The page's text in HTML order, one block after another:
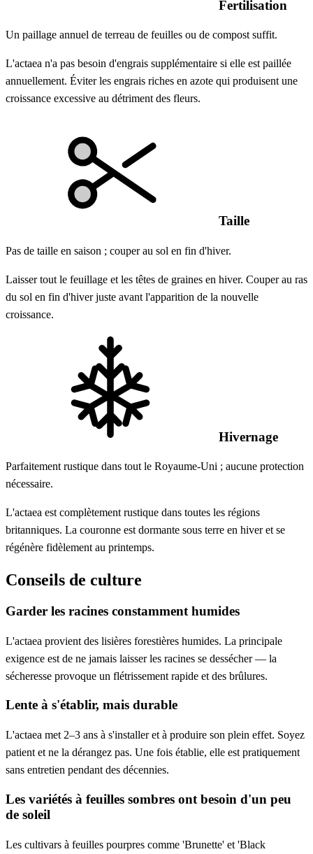
Fertilisation
Un paillage annuel de terreau de feuilles ou de compost suffit.
L'actaea n'a pas besoin d'engrais supplémentaire si elle est paillée
annuellement. Éviter les engrais riches en azote qui produisent une
croissance excessive au détriment des fleurs.
Taille
Pas de taille en saison ; couper au sol en fin d'hiver.
Laisser tout le feuillage et les têtes de graines en hiver. Couper au ras
du sol en fin d'hiver juste avant l'apparition de la nouvelle
croissance.
Hivernage
Parfaitement rustique dans tout le Royaume-Uni ; aucune protection
nécessaire.
L'actaea est complètement rustique dans toutes les régions
britanniques. La couronne est dormante sous terre en hiver et se
régénère fidèlement au printemps.
Conseils de culture
Garder les racines constamment humides
L'actaea provient des lisières forestières humides. La principale
exigence est de ne jamais laisser les racines se dessécher — la
sécheresse provoque un flétrissement rapide et des brûlures.
Lente à s'établir, mais durable
L'actaea met 2–3 ans à s'installer et à produire son plein effet. Soyez
patient et ne la dérangez pas. Une fois établie, elle est pratiquement
sans entretien pendant des décennies.
Les variétés à feuilles sombres ont besoin d'un peu
de soleil
Les cultivars à feuilles pourpres comme 'Brunette' et 'Black